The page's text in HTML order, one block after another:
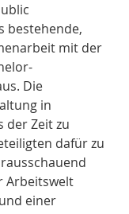
bestehende,
mit der
Die
in
der Zeit zu
dafür zu
Arbeitswelt
einer